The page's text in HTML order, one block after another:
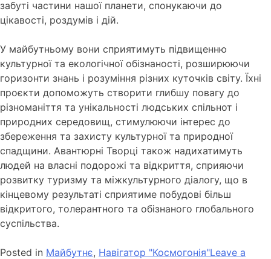
забуті частини нашої планети, спонукаючи до
цікавості, роздумів і дій.
У майбутньому вони сприятимуть підвищенню
культурної та екологічної обізнаності, розширюючи
горизонти знань і розуміння різних куточків світу. Їхні
проєкти допоможуть створити глибшу повагу до
різноманіття та унікальності людських спільнот і
природних середовищ, стимулюючи інтерес до
збереження та захисту культурної та природної
спадщини. Авантюрні Творці також надихатимуть
людей на власні подорожі та відкриття, сприяючи
розвитку туризму та міжкультурного діалогу, що в
кінцевому результаті сприятиме побудові більш
відкритого, толерантного та обізнаного глобального
суспільства.
Posted in Майбутнє, Навігатор "Космогонія"Leave a